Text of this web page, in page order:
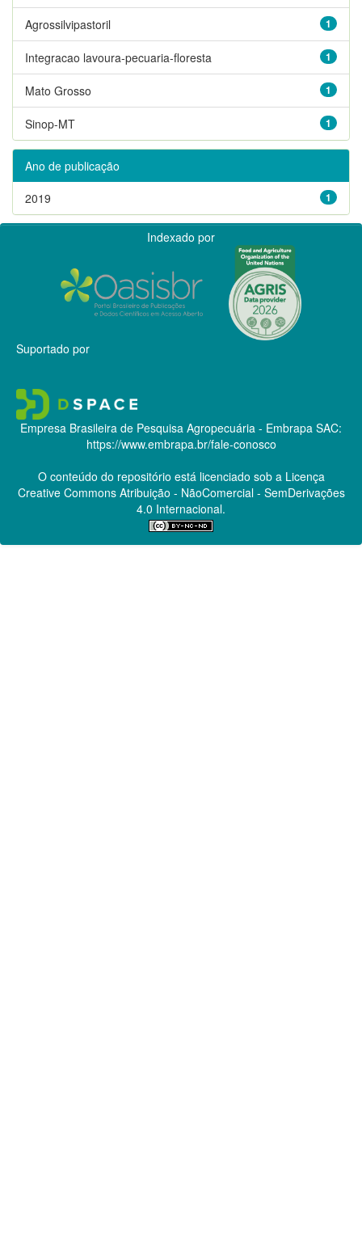
1
Agrossilvipastoril
1
Integracao lavoura-pecuaria-floresta
1
Mato Grosso
1
Sinop-MT
Ano de publicação
1
2019
Indexado por
Suportado por
Empresa Brasileira de Pesquisa Agropecuária - Embrapa SAC:
https://www.embrapa.br/fale-conosco
O conteúdo do repositório está licenciado sob a Licença
Creative CommonsAtribuição - NãoComercial - SemDerivações
4.0 Internacional.